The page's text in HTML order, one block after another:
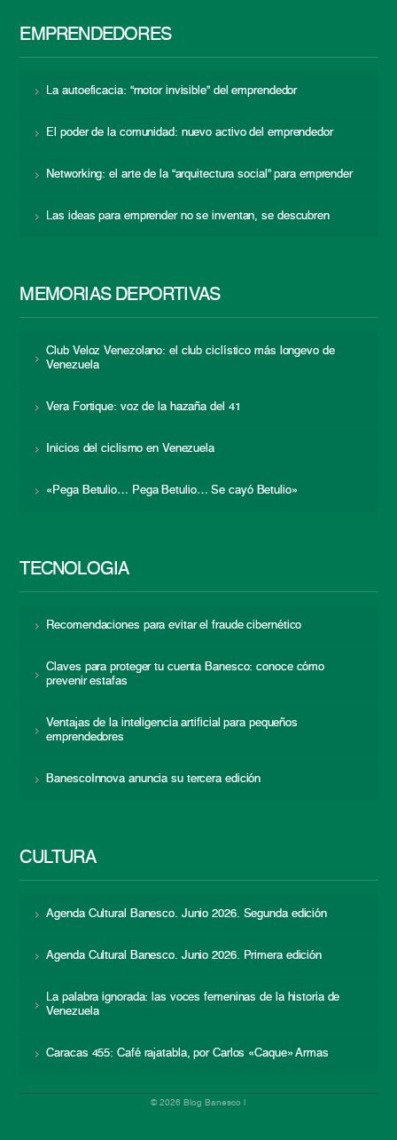
EMPRENDEDORES
La autoeficacia: “motor invisible” del emprendedor
El poder de la comunidad: nuevo activo del emprendedor
Networking: el arte de la “arquitectura social” para emprender
Las ideas para emprender no se inventan, se descubren
MEMORIAS DEPORTIVAS
Club Veloz Venezolano: el club ciclístico más longevo de
Venezuela
Vera Fortique: voz de la hazaña del 41
Inicios del ciclismo en Venezuela
«Pega Betulio… Pega Betulio… Se cayó Betulio»
TECNOLOGÍA
Recomendaciones para evitar el fraude cibernético
Claves para proteger tu cuenta Banesco: conoce cómo
prevenir estafas
Ventajas de la inteligencia artificial para pequeños
emprendedores
BanescoInnova anuncia su tercera edición
CULTURA
Agenda Cultural Banesco. Junio 2026. Segunda edición
Agenda Cultural Banesco. Junio 2026. Primera edición
La palabra ignorada: las voces femeninas de la historia de
Venezuela
Caracas 455: Café rajatabla, por Carlos «Caque» Armas
© 2026 Blog Banesco |